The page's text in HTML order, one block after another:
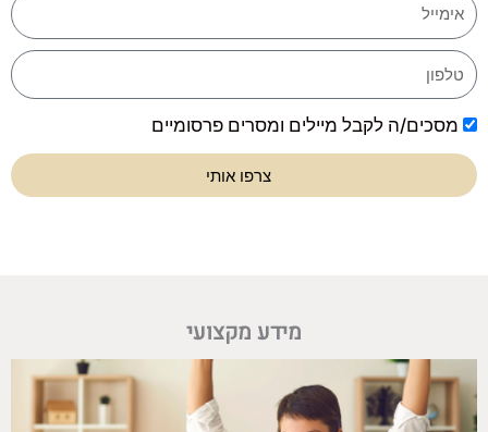
מסכים/ה לקבל מיילים ומסרים פרסומיים
צרפו אותי
מידע מקצועי